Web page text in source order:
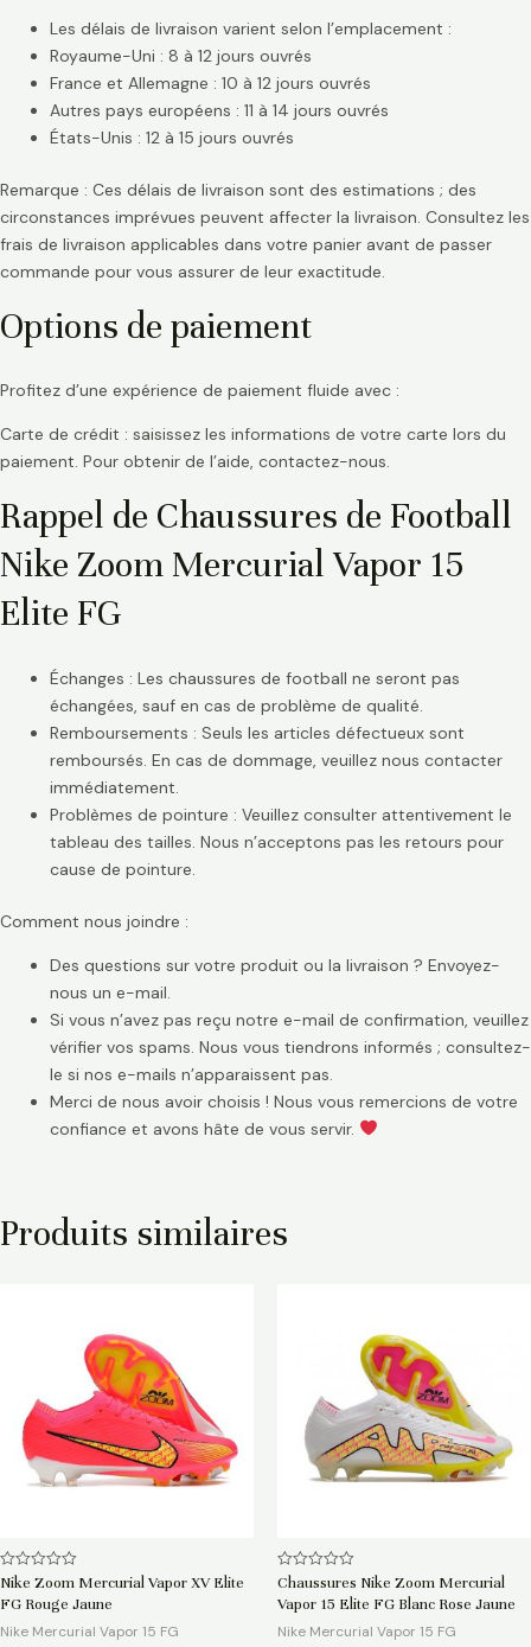
Les délais de livraison varient selon l’emplacement :
Royaume-Uni : 8 à 12 jours ouvrés
France et Allemagne : 10 à 12 jours ouvrés
Autres pays européens : 11 à 14 jours ouvrés
États-Unis : 12 à 15 jours ouvrés
Remarque : Ces délais de livraison sont des estimations ; des
circonstances imprévues peuvent affecter la livraison. Consultez les
frais de livraison applicables dans votre panier avant de passer
commande pour vous assurer de leur exactitude.
Options de paiement
Profitez d’une expérience de paiement fluide avec :
Carte de crédit : saisissez les informations de votre carte lors du
paiement. Pour obtenir de l’aide, contactez-nous.
Rappel de Chaussures de Football
Nike Zoom Mercurial Vapor 15
Elite FG
Échanges : Les chaussures de football ne seront pas
échangées, sauf en cas de problème de qualité.
Remboursements : Seuls les articles défectueux sont
remboursés. En cas de dommage, veuillez nous contacter
immédiatement.
Problèmes de pointure : Veuillez consulter attentivement le
tableau des tailles. Nous n’acceptons pas les retours pour
cause de pointure.
Comment nous joindre :
Des questions sur votre produit ou la livraison ? Envoyez-
nous un e-mail.
Si vous n’avez pas reçu notre e-mail de confirmation, veuillez
vérifier vos spams. Nous vous tiendrons informés ; consultez-
le si nos e-mails n’apparaissent pas.
Merci de nous avoir choisis ! Nous vous remercions de votre
confiance et avons hâte de vous servir.
Produits similaires
Note
sur
Nike Zoom Mercurial Vapor XV Elite
FG Rouge Jaune
Nike Mercurial Vapor 15 FG
Note
sur
Chaussures Nike Zoom Mercurial
Vapor 15 Elite FG Blanc Rose Jaune
Nike Mercurial Vapor 15 FG